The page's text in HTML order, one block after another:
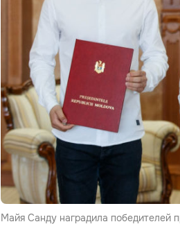
Майя Санду наградила победителей